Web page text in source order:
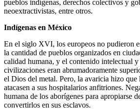
pueblos indígenas, derechos colectivos y
neoextractivistas, entre otros.
Indígenas en México
En el siglo XVI, los europeos no pudieron
la cantidad de pueblos organizados en
calidad humana, y el contenido intelectual y
civilizaciones eran abrumadoramente
el Dios del metal. Pero, la avaricia hizo que
atacasen a sus hospitalarios anfitriones.
humana de los aborígenes para apropiarse
convertirlos en sus esclavos.